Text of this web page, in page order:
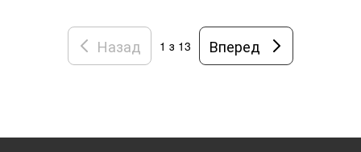
Назад 1 з 13 Вперед